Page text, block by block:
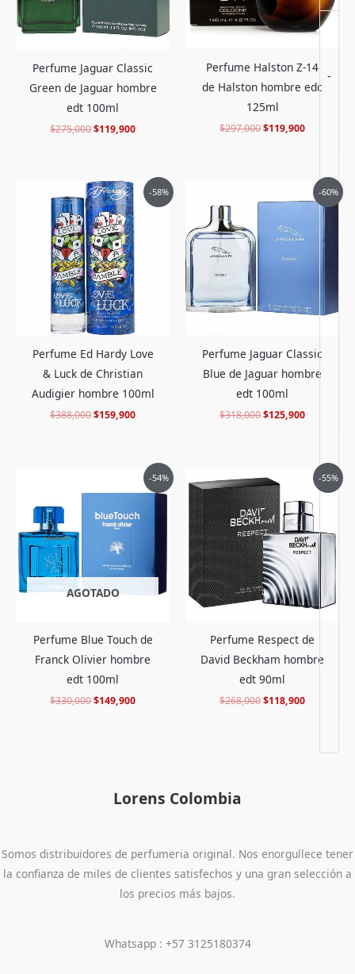
-
Perfume Jaguar Classic
Green de Jaguar hombre
edt 100ml
$275,000$119,900
Perfume Halston Z-14
de Halston hombre edc
125ml
$297,000$119,900
-58%
Perfume Ed Hardy Love
& Luck de Christian
Audigier hombre 100ml
$388,000
El
precio
original
era:
$388,000.
$159,900
precio
actual
-60%
Perfume Jaguar Classic
Blue de Jaguar hombre
edt 100ml
$318,000
precio
era:
$318,000.
$125,900
precio
actual
$125,900.
-54%
AGOTADO
Perfume Blue Touch de
Franck Olivier hombre
edt 100ml
$330,000
era:
$330,000.
$149,900
precio
actual
es:
$149,900.
-55%
Perfume Respect de
David Beckham hombre
edt 90ml
$268,000
precio
original
era:
$268,000.
$118,900
precio
actual
es:
$118,900.
Lorens Colombia
Somos distribuidores de perfumeria original. Nos enorgullece tener
la confianza de miles de clientes satisfechos y una gran selección a
los precios más bajos.
Whatsapp : +57 3125180374